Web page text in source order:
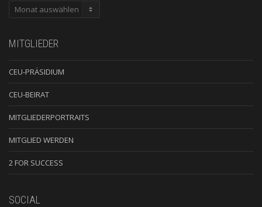
ARCHIV
MITGLIEDER
CEU-PRÄSIDIUM
CEU-BEIRAT
MITGLIEDERPORTRAITS
MITGLIED WERDEN
2 FOR SUCCESS
SOCIAL